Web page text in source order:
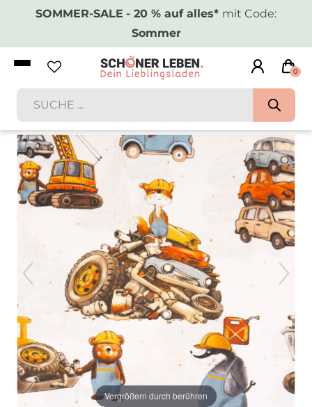
SOMMER-SALE - 20 % auf alles* mit Code:
Sommer
0
Vergrößern durch berühren